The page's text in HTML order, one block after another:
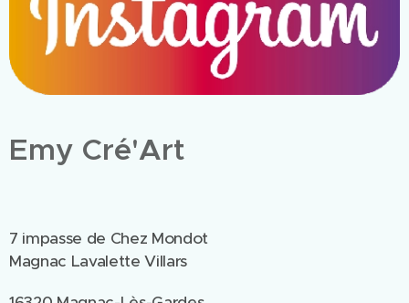
Emy Cré'Art
7 impasse de Chez Mondot
Magnac Lavalette Villars